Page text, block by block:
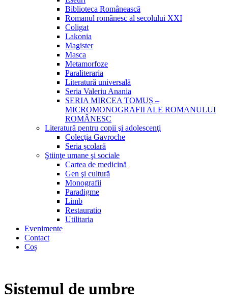
Biblioteca Românească
Romanul românesc al secolului XXI
Coligat
Lakonia
Magister
Masca
Metamorfoze
Paraliteraria
Literatură universală
Seria Valeriu Anania
SERIA MIRCEA TOMUȘ –
MICROMONOGRAFII ALE ROMANULUI
ROMÂNESC
Literatură pentru copii şi adolescenţi
Colecţia Gavroche
Seria şcolară
Ştiinţe umane şi sociale
Cartea de medicină
Gen şi cultură
Monografii
Paradigme
Limb
Restauratio
Utilitaria
Evenimente
Contact
Coș
Sistemul de umbre